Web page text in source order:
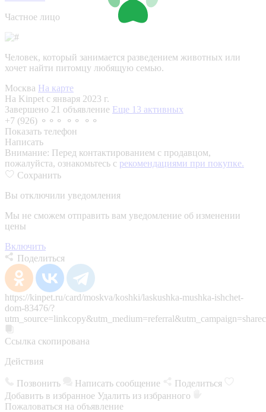
Частное лицо
Человек, который занимается разведением животных или
хочет найти питомцу любящую семью.
Москва На карте
На Kinpet c января 2023 г.
Завершено 21 объявление Еще 13 активных
+7 (926) ⚬⚬⚬ ⚬⚬ ⚬⚬
Показать телефон
Написать
Внимание: Перед контактированием с продавцом,
пожалуйста, ознакомьтесь с рекомендациями при покупке.
Сохранить
Вы отключили уведомления
Мы не сможем отправить вам уведомление об изменении
цены
Включить
Поделиться
https://kinpet.ru/card/moskva/koshki/laskushka-mushka-ishchet-
dom-83476/?
Ссылка скопирована
Действия
Позвонить Написать сообщение
Поделиться
Добавить в избранное Удалить из избранного
Пожаловаться на объявление